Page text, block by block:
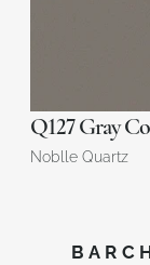
Q127 Gray
Noblle Quartz